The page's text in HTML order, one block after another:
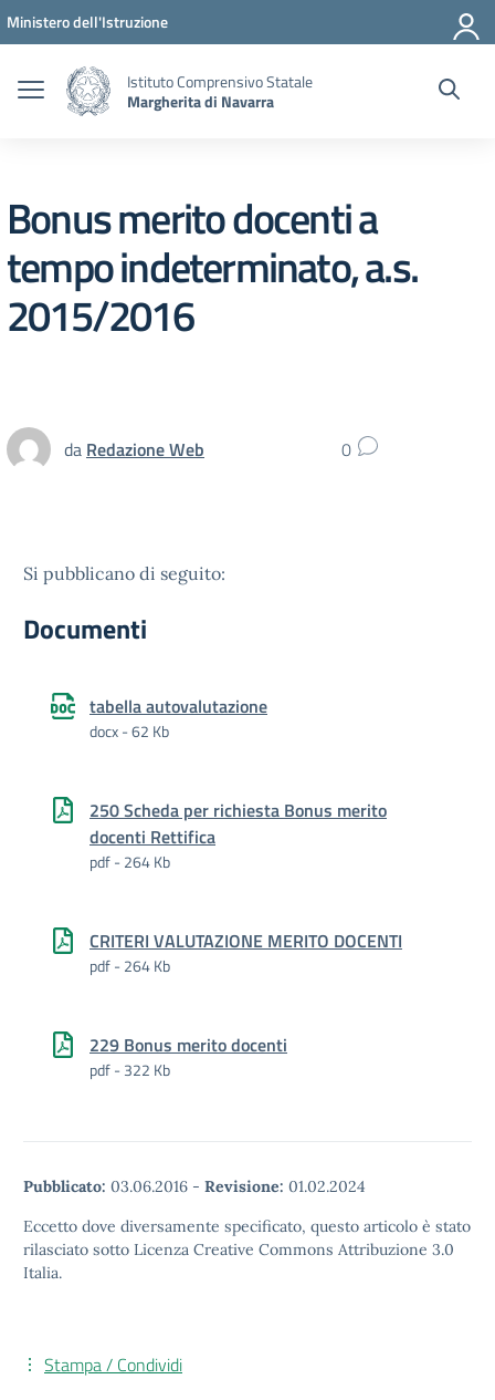
Vai ai contenuti
Vai al menu di navigazione
Vai al footer
Ministero dell'Istruzione
Istituto Comprensivo Statale
Margherita di Navarra
Bonus merito docenti a
tempo indeterminato, a.s.
2015/2016
da Redazione Web 0
Si pubblicano di seguito:
Documenti
tabella autovalutazione
docx - 62 Kb
250 Scheda per richiesta Bonus merito
docenti Rettifica
pdf - 264 Kb
CRITERI VALUTAZIONE MERITO DOCENTI
pdf - 264 Kb
229 Bonus merito docenti
pdf - 322 Kb
Pubblicato: 03.06.2016 - Revisione: 01.02.2024
Eccetto dove diversamente specificato, questo articolo è stato
rilasciato sotto Licenza Creative Commons Attribuzione 3.0
Italia.
Stampa / Condividi